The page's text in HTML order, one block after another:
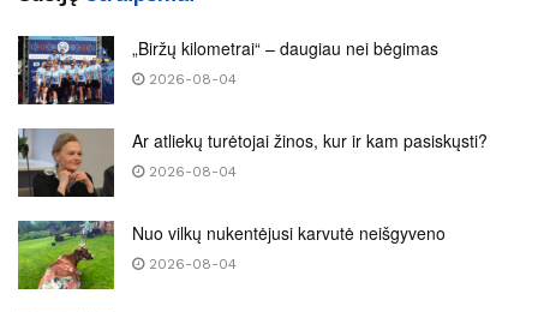
„Biržų kilometrai“ – daugiau nei bėgimas
2026-08-04
Ar atliekų turėtojai žinos, kur ir kam pasiskųsti?
2026-08-04
Nuo vilkų nukentėjusi karvutė neišgyveno
2026-08-04